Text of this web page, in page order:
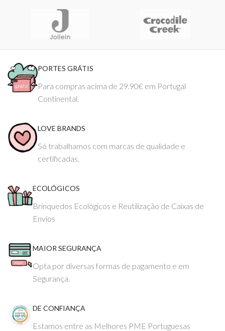
PORTES GRÁTIS
Para compras acima de 29.90€ em Portugal
Continental.
LOVE BRANDS
Só trabalhamos com marcas de qualidade e
certificadas.
ECOLÓGICOS
Brinquedos Ecológicos e Reutilização de Caixas de
Envios
MAIOR SEGURANÇA
Opta por diversas formas de pagamento e em
Segurança.
DE CONFIANÇA
Estamos entre as Melhores PME Portuguesas